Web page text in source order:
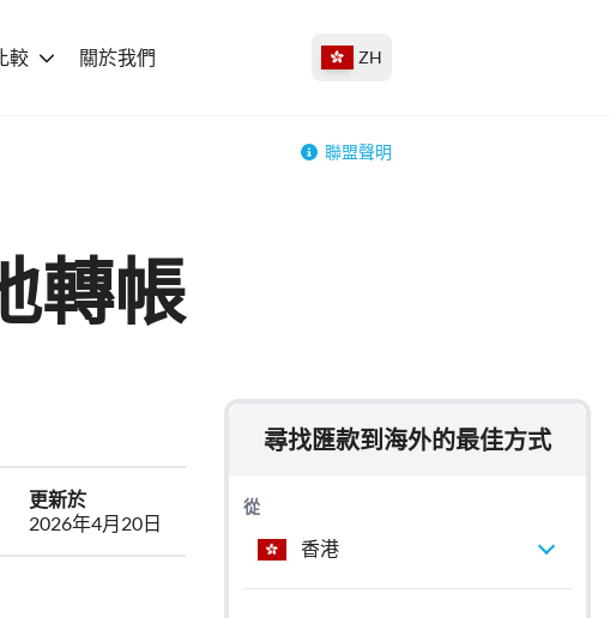
較 關於我們 ZH
聯盟聲明
轉帳
更新於
2026年4月20日
尋找匯款到海外的最佳方式
從
香港